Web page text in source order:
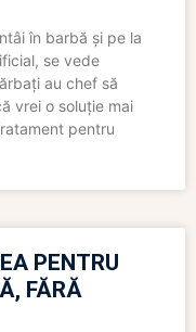
în barbă și pe la
se vede
au chef să
vrei o soluție mai
pentru
PENTRU
FĂRĂ